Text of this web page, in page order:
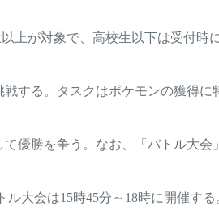
上が対象で、高校生以下は受付時
する。タスクはポケモンの獲得に
優勝を争う。なお、「バトル大会
大会は15時45分～18時に開催する